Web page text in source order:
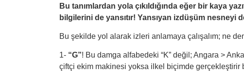
Bu tanımlardan yola çıkıldığında eğer bir kaya
bilgilerini de yansıtır! Yansıyan izdüşüm nesneyi
Bu şekilde yol alarak izleri anlamaya çalışalım; ne
1- “G”! Bu damga alfabedeki “K” değil; Angara >
çiftçi ekim makinesi yoksa ilkel biçimde gerçekleştirir